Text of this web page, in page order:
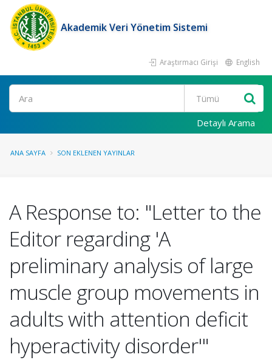
Akademik Veri Yönetim Sistemi
Araştırmacı Girişi English
Ara
Detaylı Arama
ANA SAYFA SON EKLENEN YAYINLAR
A Response to: "Letter to the
Editor regarding 'A
preliminary analysis of large
muscle group movements in
adults with attention deficit
hyperactivity disorder'"